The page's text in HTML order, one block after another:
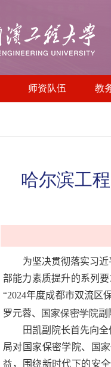
师资队伍 教
哈尔滨工
为坚决贯彻落实习
部能力素质提升的系列要
“2024年度成都市双流区
罗元蓉、
国家保密学院副
田凯副院长首先向
局对国家保密学院、
国
益，围绕新时代下的安